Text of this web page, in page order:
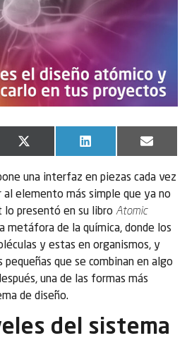
X
(Twitter)
LinkedIn Email
una interfaz en piezas cada vez
al elemento más simple que ya no
lo presentó en su libro Atomic
metáfora de la química, donde los
y estas en organismos, y
que se combinan en algo
una de las formas más
de diseño.
del sistema